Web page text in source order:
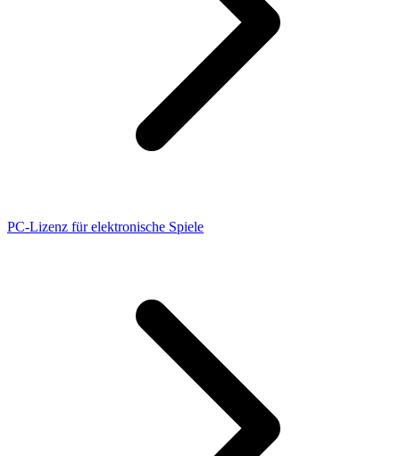
PC-Lizenz für elektronische Spiele